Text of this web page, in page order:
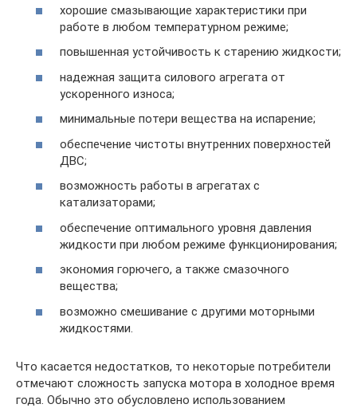
хорошие смазывающие характеристики при
работе в любом температурном режиме;
повышенная устойчивость к старению жидкости;
надежная защита силового агрегата от
ускоренного износа;
минимальные потери вещества на испарение;
обеспечение чистоты внутренних поверхностей
ДВС;
возможность работы в агрегатах с
катализаторами;
обеспечение оптимального уровня давления
жидкости при любом режиме функционирования;
экономия горючего, а также смазочного
вещества;
возможно смешивание с другими моторными
жидкостями.
Что касается недостатков, то некоторые потребители
отмечают сложность запуска мотора в холодное время
года. Обычно это обусловлено использованием